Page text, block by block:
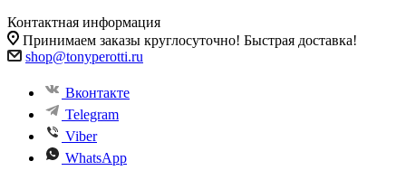
Контактная информация
Принимаем заказы круглосуточно! Быстрая доставка!
shop@tonyperotti.ru
Вконтакте
Telegram
Viber
WhatsApp